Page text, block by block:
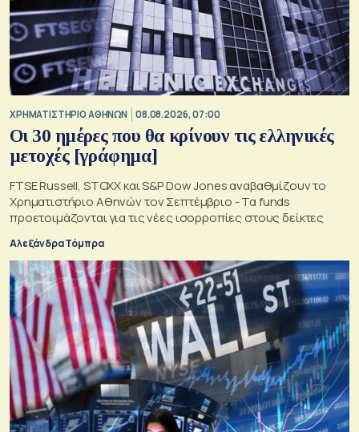
XΡΗΜΑΤΙΣΤΗΡΙΟ ΑΘΗΝΩΝ 08.08.2026, 07:00
Οι 30 ημέρες που θα κρίνουν τις ελληνικές
μετοχές [γράφημα]
FTSE Russell, STOXX και S&P Dow Jones αναβαθμίζουν το
Χρηματιστήριο Αθηνών τον Σεπτέμβριο - Τα funds
προετοιμάζονται για τις νέες ισορροπίες στους δείκτες
Αλεξάνδρα Τόμπρα